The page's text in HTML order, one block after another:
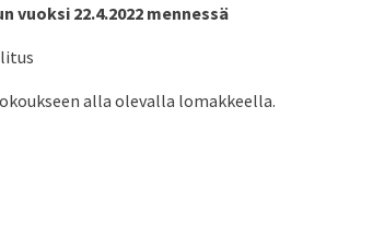
22.4.2022 mennessä
alla olevalla lomakkeella.